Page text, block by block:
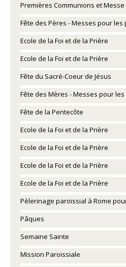
Premières Communions et Messe
Fête des Pères - Messes pour les
Ecole de la Foi et de la Prière
Ecole de la Foi et de la Prière
Fête du Sacré-Coeur de Jésus
Fête des Mères - Messes pour
Fête de la Pentecôte
Ecole de la Foi et de la Prière
Ecole de la Foi et de la Prière
Ecole de la Foi et de la Prière
Ecole de la Foi et de la Prière
Pèlerinage paroissial à Rome
Pâques
Semaine Sainte
Mission Paroissiale